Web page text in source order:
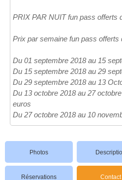
PRIX PAR NUIT fun pass offerts
Prix par semaine fun pass offerts
Du 01 septembre 2018 au 15
Du 15 septembre 2018 au 29
Du 29 septembre 2018 au 13
Du 13 octobre 2018 au 27
euros
Du 27 octobre 2018 au 10
Photos
Réservations Contact